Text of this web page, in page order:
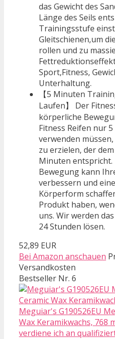
das Gewicht des
Länge des Seils
Trainingsstufe
Gleitschienen,um
rollen und zu
Sport,Fitness,
Unterhaltung.
【5 Minuten
Laufen】 Der
körperliche
Fitness Reifen nur
verwenden
zu erzielen, der
Minuten entspricht.
Bewegung kann
verbessern und
Körperform
Produkt haben,
uns. Wir werden
24 Stunden lösen.
52,89 EUR
Bei Amazon anschauen
Versandkosten
Bestseller Nr. 6
Meguiar's G190526EU
Wax Keramikwachs, 768
verdiene ich an